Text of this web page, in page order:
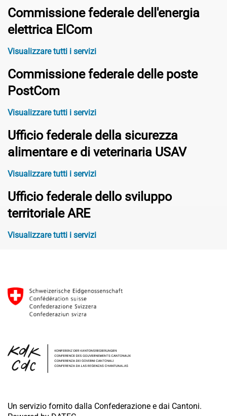
Commissione federale dell'energia
elettrica ElCom
Visualizzare tutti i servizi
Commissione federale delle poste
PostCom
Visualizzare tutti i servizi
Ufficio federale della sicurezza
alimentare e di veterinaria USAV
Visualizzare tutti i servizi
Ufficio federale dello sviluppo
territoriale ARE
Visualizzare tutti i servizi
Un servizio fornito dalla Confederazione e dai Cantoni.